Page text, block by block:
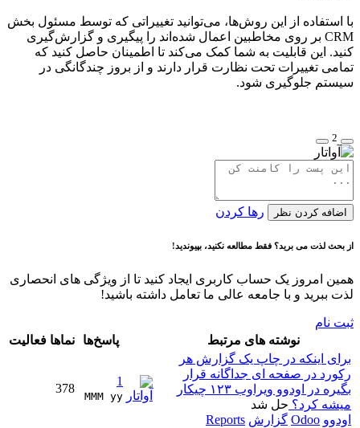
با استفاده از این روش‌ها، می‌توانید تغییراتی که توسط مسئول بخش
CRM بر روی مخاطبین اعمال شده‌اند را پیگیری و گزارش‌گیری
کنید. این قابلیت به شما کمک می‌کند تا اطمینان حاصل کنید که
تمامی تغییرات تحت نظارت قرار دارند و از بروز چندگانگی در
سیستم جلوگیری شود.
2
اضافه کردن نظر رها کردن
از بحث لذت می برید؟ فقط مطالعه نکنید، بپیوندید!
همین امروز یک حساب کاربری ایجاد کنید تا از ویژگی های انحصاری
لذت ببرید و با جامعه عالی ما تعامل داشته باشید!
ثبت نام
نوشته های مرتبط
پاسخ‌ها نماها فعالیت
برای اینکه در چاپ یک گزارش هر
رکورد در صفحه ای جداگانه قرار
بگیره در اودوو ویراوب ۱۲۳ چیکار
میشه کرد؟ حل شد
اودوو Odoo گزارش Reports
1
MMM yy
378